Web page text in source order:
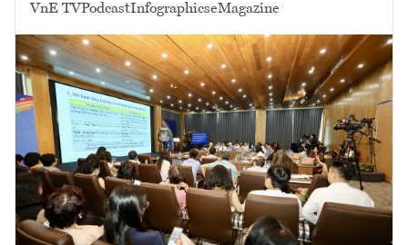
VnE TVPodcastInfographicseMagazine